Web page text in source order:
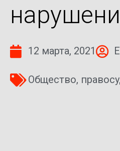
12 марта, 2021
Общество,